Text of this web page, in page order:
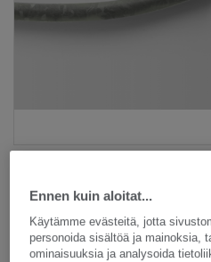
Ennen kuin aloitat...
Käytämme evästeitä, jotta
personoida sisältöä ja mainoksia,
ominaisuuksia ja analysoida